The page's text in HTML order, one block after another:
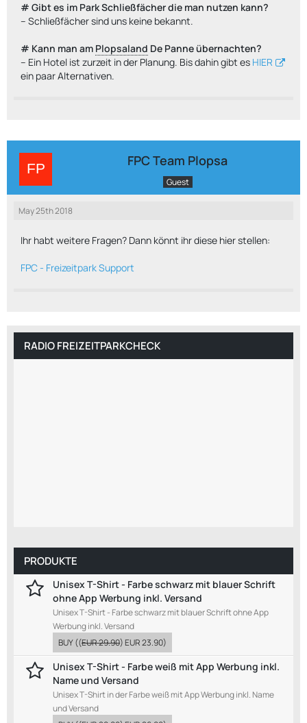
# Gibt es im Park Schließfächer die man nutzen kann?
-- Schließfächer sind uns keine bekannt.
# Kann man am Plopsaland De Panne übernachten?
-- Ein Hotel ist zurzeit in der Planung. Bis dahin gibt es HIER
ein paar Alternativen.
FPC Team Plopsa
Guest
May 25th 2018
Ihr habt weitere Fragen? Dann könnt ihr diese hier stellen:
FPC - Freizeitpark Support
RADIO FREIZEITPARKCHECK
PRODUKTE
Unisex T-Shirt - Farbe schwarz mit blauer Schrift
ohne App Werbung inkl. Versand
Unisex T-Shirt - Farbe schwarz mit blauer Schrift ohne App
Werbung inkl. Versand
BUY((EUR 29.90)EUR 23.90)
Unisex T-Shirt - Farbe weiß mit App Werbung inkl.
Name und Versand
Unisex T-Shirt in der Farbe weiß mit App Werbung inkl. Name
und Versand